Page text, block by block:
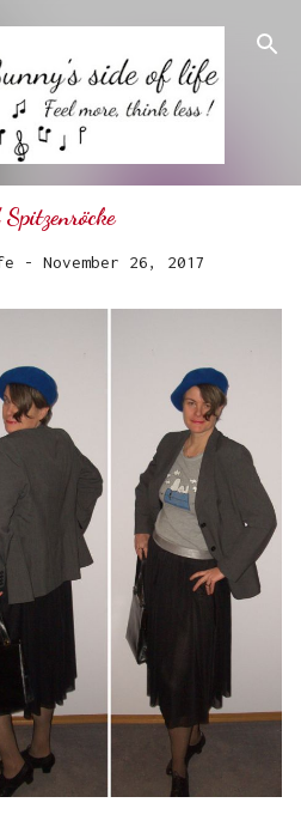
Hauptbereich
- November 26, 2017